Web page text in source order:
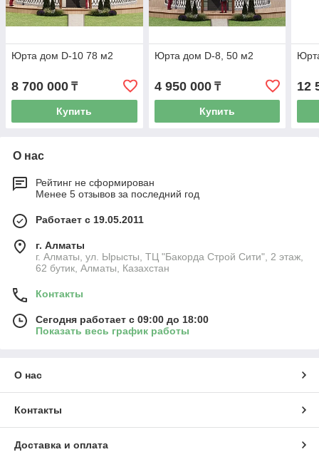
Юрта дом D-10 78 м2
8 700 000 ₸
Купить
Юрта дом D-8, 50 м2
4 950 000₸
Купить
12
О нас
Рейтинг не сформирован
Менее 5 отзывов за последний год
Работает с 19.05.2011
г. Алматы
г. Алматы, ул. Ырысты, ТЦ "Бакорда Строй Сити", 2 этаж,
62 бутик, Алматы, Казахстан
Контакты
Сегодня работает с 09:00 до 18:00
Показать весь график работы
О нас
Контакты
Доставка и оплата